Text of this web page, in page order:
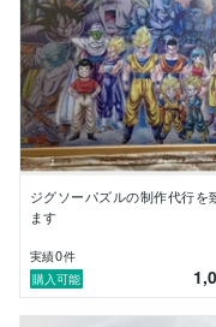
今までに10個以上
実は・・・！！
風景画や人物像の
1000ピース以上の
て別料金が発生す
なら、一律1000円
なお、送料は往復
ジグソーパズルの制作代行を
ます
実績0件
購入可能